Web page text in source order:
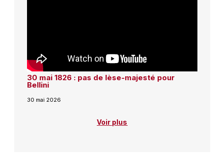
30 mai 1826 : pas de lèse-majesté pour
Bellini
30 mai 2026
Voir plus